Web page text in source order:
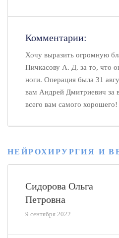
Комментарии:
Хочу выразить огромную
Пичкасову А. Д. за то, что
ноги. Операция была 31
вам Андрей Дмитриевич за
всего вам самого хорошего!
НЕЙРОХИРУРГИЯ И
Сидорова Ольга
Петровна
9 сентября 2022